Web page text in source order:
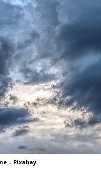
– Pixabay